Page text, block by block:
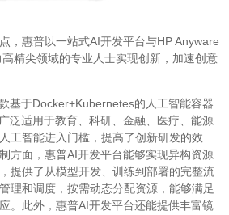
，惠普以一站式AI开发平台与HP Anyware
精尖领域的专业人士实现创新，加速创意
基于Docker+Kubernetes的人工智能容器
泛适用于教育、科研、金融、医疗、能源
工智能进入门槛，提高了创新研发的效
方面，惠普AI开发平台能够实现异构资源
提供了从模型开发、训练到部署的完整流
理和调度，按需动态分配资源，能够满足
。此外，惠普AI开发平台还能提供丰富镜